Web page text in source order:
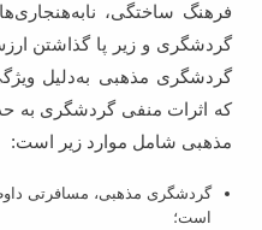
فرهنگ ساختگی،
گردشگری و زیر پا گذاشتن
گردشگری مذهبی به‌دلیل
که اثرات منفی گردشگری به
مذهبی شامل موارد زیر است:
گردشگری مذهبی، مسافرتی
است؛